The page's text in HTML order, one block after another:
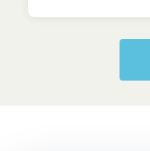
Svetog Save na